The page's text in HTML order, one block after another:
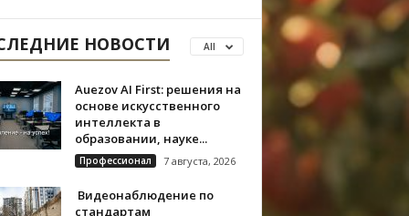
НОВОСТИ All
Auezov AI First: решения на
основе искусственного
интеллекта в
образовании, науке...
Профессионал 7 августа, 2026
Видеонаблюдение по
стандартам